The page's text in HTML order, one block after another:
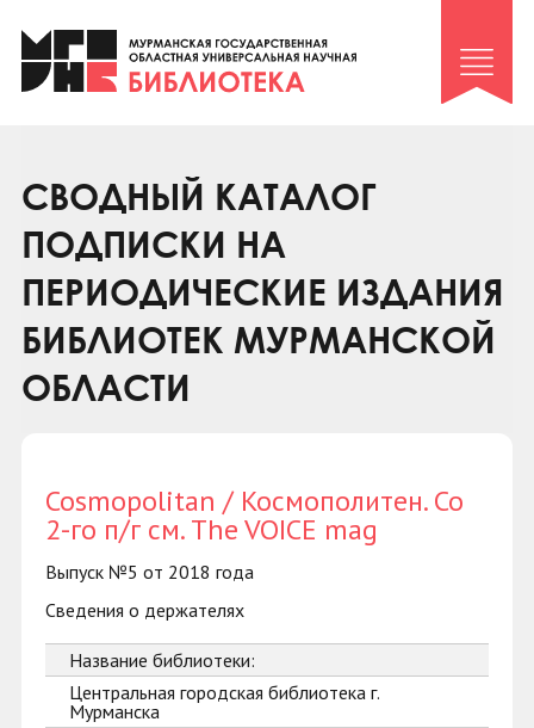
Клуб «Гиря и сельдерей»
Клуб «Семейный архив»
Коллегам
Контакты
СВОДНЫЙ КАТАЛОГ
ПОДПИСКИ НА
ПЕРИОДИЧЕСКИЕ ИЗДАНИЯ
БИБЛИОТЕК МУРМАНСКОЙ
ОБЛАСТИ
Cosmopolitan / Космополитен. Со
2-го п/г см. The VOICE mag
Выпуск №5 от 2018 года
Сведения о держателях
Название библиотеки:
Центральная городская библиотека г.
Мурманска